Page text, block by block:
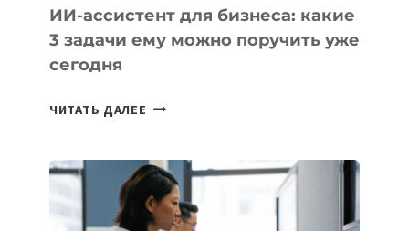
ИИ-ассистент для бизнеса: какие
3 задачи ему можно поручить уже
сегодня
ЧИТАТЬ ДАЛЕЕ ИИ-
БИЗНЕСА:
КАКИЕ
3